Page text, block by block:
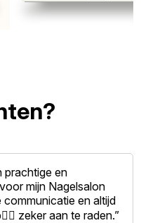
prachtige en
mijn Nagelsalon
communicatie en altijd
zeker aan te raden.”